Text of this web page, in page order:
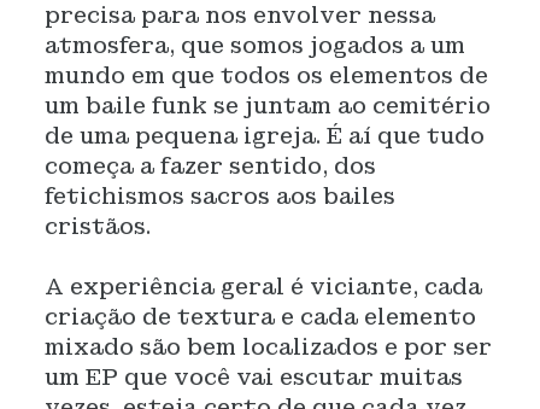
precisa para nos envolver nessa
atmosfera, que somos jogados a um
mundo em que todos os elementos de
um baile funk se juntam ao cemitério
de uma pequena igreja. É aí que tudo
começa a fazer sentido, dos
fetichismos sacros aos bailes
cristãos.
A experiência geral é viciante, cada
criação de textura e cada elemento
mixado são bem localizados e por ser
um EP que você vai escutar muitas